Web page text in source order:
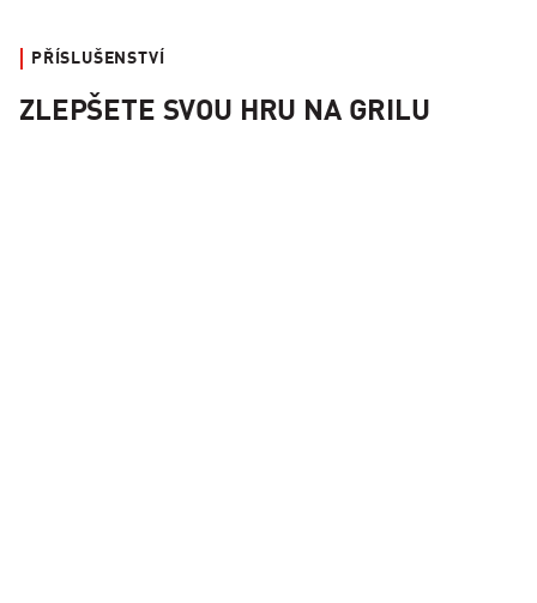
PŘÍSLUŠENSTVÍ
ZLEPŠETE SVOU HRU NA GRILU